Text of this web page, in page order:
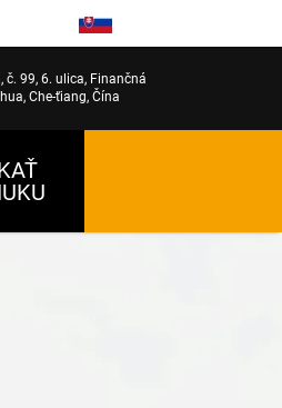
č. 99, 6. ulica, Finančná
Che-ťiang, Čína